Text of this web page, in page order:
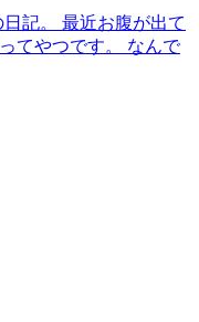
記。 最近お腹が出て
てやつです。 なんで